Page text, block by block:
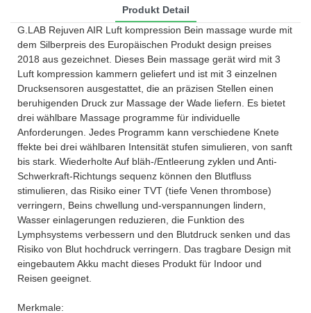
Produkt Detail
G.LAB Rejuven AIR Luft kompression Bein massage wurde mit
dem Silberpreis des Europäischen Produkt design preises
2018 aus gezeichnet. Dieses Bein massage gerät wird mit 3
Luft kompression kammern geliefert und ist mit 3 einzelnen
Drucksensoren ausgestattet, die an präzisen Stellen einen
beruhigenden Druck zur Massage der Wade liefern. Es bietet
drei wählbare Massage programme für individuelle
Anforderungen. Jedes Programm kann verschiedene Knete
ffekte bei drei wählbaren Intensität stufen simulieren, von sanft
bis stark. Wiederholte Auf bläh-/Entleerung zyklen und Anti-
Schwerkraft-Richtungs sequenz können den Blutfluss
stimulieren, das Risiko einer TVT (tiefe Venen thrombose)
verringern, Beins chwellung und-verspannungen lindern,
Wasser einlagerungen reduzieren, die Funktion des
Lymphsystems verbessern und den Blutdruck senken und das
Risiko von Blut hochdruck verringern. Das tragbare Design mit
eingebautem Akku macht dieses Produkt für Indoor und
Reisen geeignet.
Merkmale: